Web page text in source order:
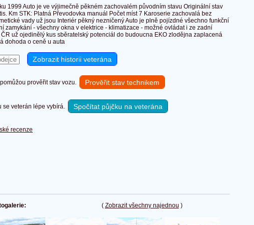
1999 Auto je ve výjimečně pěkném zachovalém původním stavu Originální stav
Km STK: Platná Převodovka manuál Počet míst 7 Karoserie zachovalá bez
vady už jsou Interiér pěkný nezničený Auto je plně pojízdné všechno funkční
zamykání - všechny okna v elektrice - klimatizace - možné ovládat i ze zadní
už ojedinělý kus sběratelský potenciál do budoucna EKO zlodějna zaplacená
dohoda o ceně u auta
prověřit stav vozu. Prověřit stav technikem
se veterán lépe vybírá. Spočítat půjčku na veterána
recenze
( Zobrazit všechny najednou )